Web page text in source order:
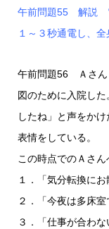
午前問題55 解説
１～３秒通電し、全
午前問題56 Ａさん
図のために入院し
したね」と声をか
表情をしている。
この時点でのＡさん
１．「気分転換にお
２．「今夜は多床室
３．「仕事が合わな